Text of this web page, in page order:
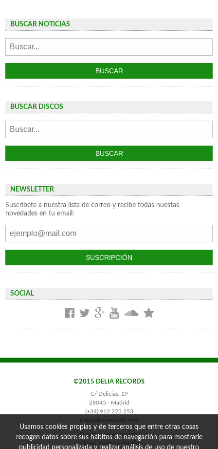
BUSCAR NOTICIAS
BUSCAR DISCOS
NEWSLETTER
Suscríbete a nuestra lista de correo y recibe todas nuestas
novedades en tu email:
SOCIAL
©2015 DELIA RECORDS
C/ Delicias, 19
28045 - Madrid
(+34) 912 223 253
info@deliarecords.com
Diseño y maquetación:
Miguel Martínez Madrid
Usamos cookies propias y de terceros que entre otras cosas
recogen datos sobre sus hábitos de navegación para mostrarle
publicidad personalizada y realizar análisis de uso de nuestro